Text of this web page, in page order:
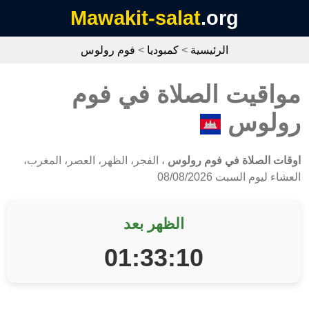
Mawakit-salat.org
الرئيسية > كمبوديا > فوم رولوس
مواقيت الصلاة في فوم
رولوس
اوقات الصلاة في فوم رولوس ، الفجر، الظهر، العصر، المغرب،
العشاء ليوم السبت 08/08/2026
الظهر بعد
01:33:10